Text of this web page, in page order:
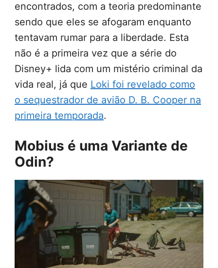
encontrados, com a teoria predominante
sendo que eles se afogaram enquanto
tentavam rumar para a liberdade. Esta
não é a primeira vez que a série do
Disney+ lida com um mistério criminal da
vida real, já que Loki foi revelado como
o sequestrador de avião D. B. Cooper na
primeira temporada.
Mobius é uma Variante de
Odin?